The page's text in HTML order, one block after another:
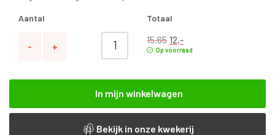
Aantal
Bemeste tuinaarde 60L aantal
- +
Totaal
15.65 Oorspronkelijke
12,-Huidige prijs is:
Op voorraad
In mijn winkelwagen
Bekijk in onze kwekerij